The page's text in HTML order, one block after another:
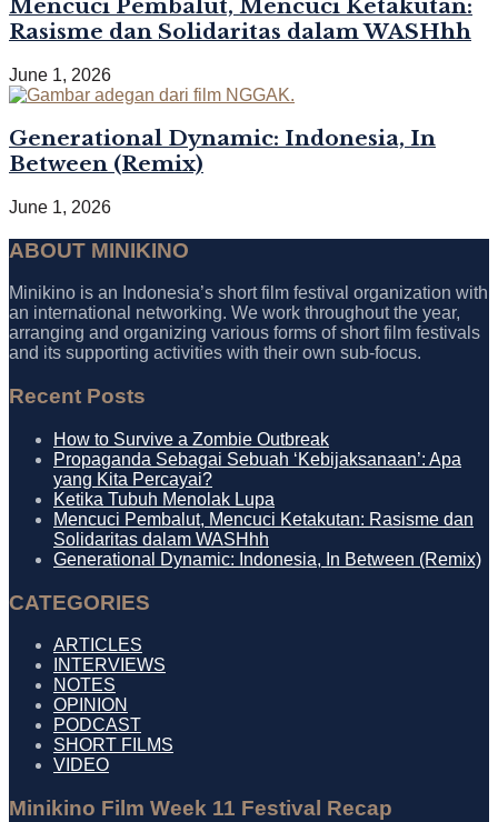
Mencuci Pembalut, Mencuci Ketakutan:
Rasisme dan Solidaritas dalam WASHhh
June 1, 2026
Generational Dynamic: Indonesia, In
Between (Remix)
June 1, 2026
ABOUT MINIKINO
Minikino is an Indonesia’s short film festival organization with
an international networking. We work throughout the year,
arranging and organizing various forms of short film festivals
and its supporting activities with their own sub-focus.
Recent Posts
How to Survive a Zombie Outbreak
Propaganda Sebagai Sebuah ‘Kebijaksanaan’: Apa
yang Kita Percayai?
Ketika Tubuh Menolak Lupa
Mencuci Pembalut, Mencuci Ketakutan: Rasisme dan
Solidaritas dalam WASHhh
Generational Dynamic: Indonesia, In Between (Remix)
CATEGORIES
ARTICLES
INTERVIEWS
NOTES
OPINION
PODCAST
SHORT FILMS
VIDEO
Minikino Film Week 11 Festival Recap